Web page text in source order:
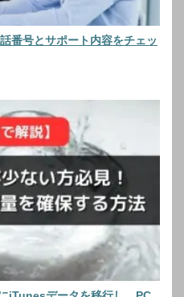
番号とサポート内容をチェッ